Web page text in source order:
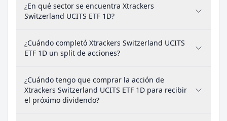
¿En qué sector se encuentra Xtrackers
Switzerland UCITS ETF 1D?
¿Cuándo completó Xtrackers Switzerland UCITS
ETF 1D un split de acciones?
¿Cuándo tengo que comprar la acción de
Xtrackers Switzerland UCITS ETF 1D para recibir
el próximo dividendo?